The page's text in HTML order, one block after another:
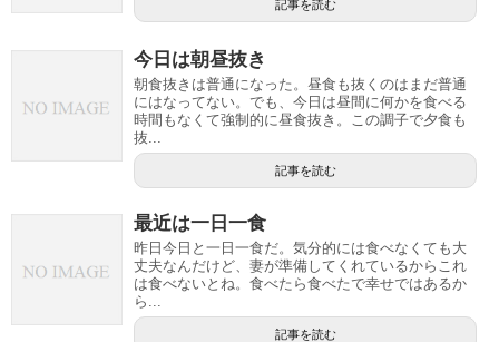
記事を読む
今日は朝昼抜き
朝食抜きは普通になった。昼食も抜くのはまだ普通
にはなってない。でも、今日は昼間に何かを食べる
時間もなくて強制的に昼食抜き。この調子で夕食も
抜...
記事を読む
最近は一日一食
昨日今日と一日一食だ。気分的には食べなくても大
丈夫なんだけど、妻が準備してくれているからこれ
は食べないとね。食べたら食べたで幸せではあるか
ら...
記事を読む